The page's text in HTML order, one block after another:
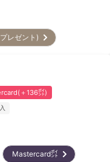
プレゼント)
＋136㌽)
Mastercard㌽